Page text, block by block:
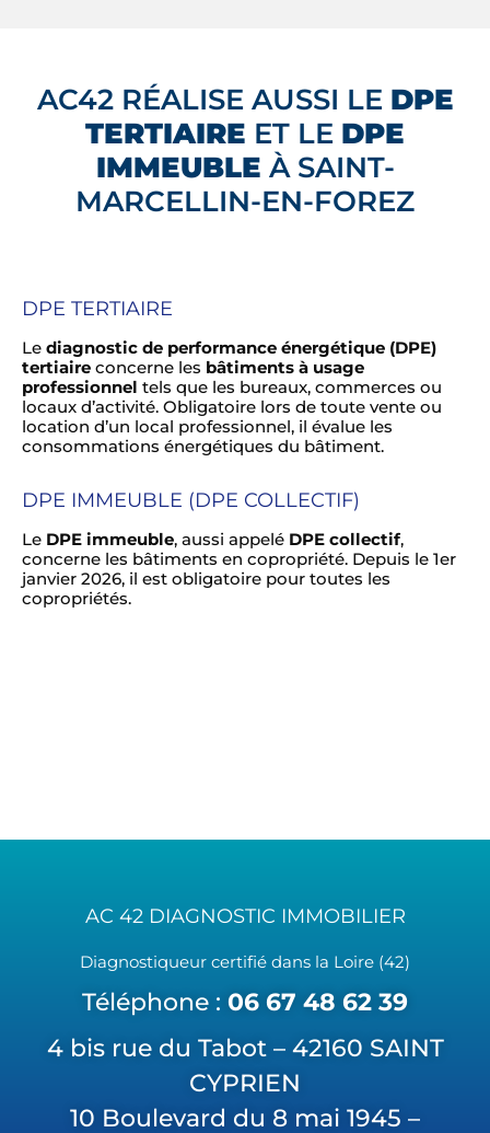
AC42 RÉALISE AUSSI LE DPE
TERTIAIRE ET LE DPE
IMMEUBLE À SAINT-
MARCELLIN-EN-FOREZ
DPE TERTIAIRE
Le diagnostic de performance énergétique (DPE)
tertiaire concerne les bâtiments à usage
professionnel tels que les bureaux, commerces ou
locaux d’activité. Obligatoire lors de toute vente ou
location d’un local professionnel, il évalue les
consommations énergétiques du bâtiment.
DPE IMMEUBLE (DPE COLLECTIF)
Le DPE immeuble, aussi appelé DPE collectif,
concerne les bâtiments en copropriété. Depuis le 1er
janvier 2026, il est obligatoire pour toutes les
copropriétés.
AC 42 DIAGNOSTIC IMMOBILIER
Diagnostiqueur certifié dans la Loire (42)
Téléphone : 06 67 48 62 39
4 bis rue du Tabot – 42160 SAINT
CYPRIEN
10 Boulevard du 8 mai 1945 –